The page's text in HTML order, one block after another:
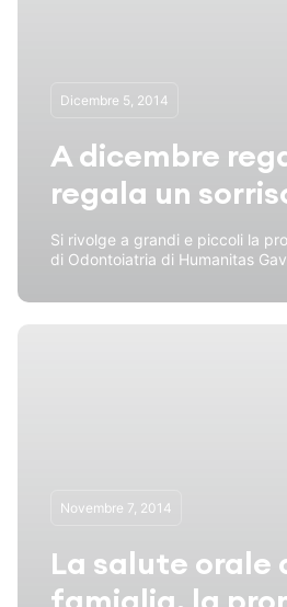
Dicembre 5, 2014
A dicembre
regala un
Si rivolge a grandi e piccoli la
di Odontoiatria di Humanitas
Novembre 7, 2014
La salute orale